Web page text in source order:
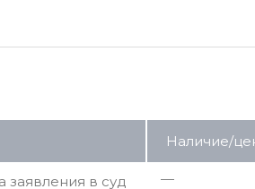
Наличие/
заявления в суд —